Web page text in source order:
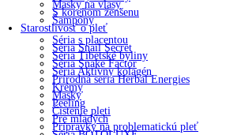
Masky na vlasy
S koreňom ženšenu
Šampóny
Starostlivosť o pleť
Séria s placentou
Séria Snail Secret
Séria Tibetské byliny
Séria Snake Factor
Séria Aktívny kolagén
Prírodná seria Herbal Energies
Krémy
Masky
Peeling
Čistenie pleti
Pre mladých
Prípravky na problematickú pleť